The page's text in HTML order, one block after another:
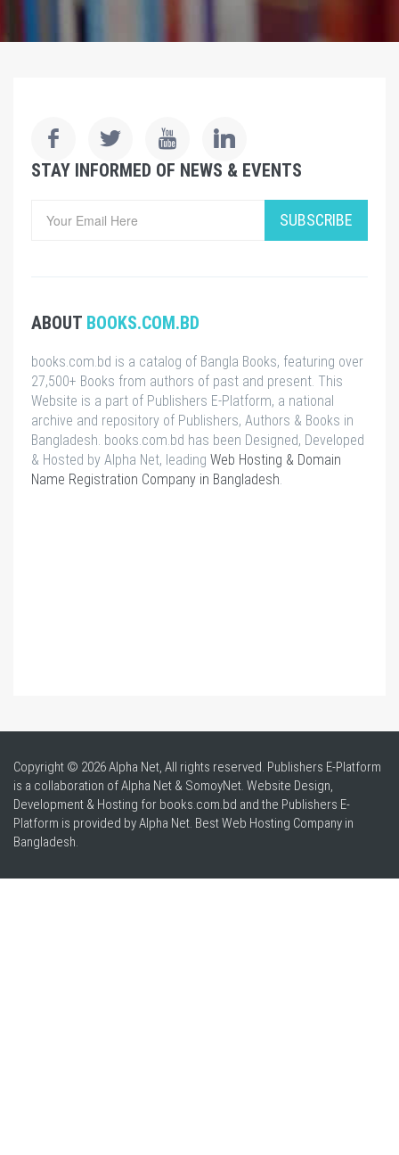
STAY INFORMED OF NEWS & EVENTS
SUBSCRIBE
ABOUT BOOKS.COM.BD
books.com.bd is a catalog of Bangla Books, featuring over
27,500+ Books from authors of past and present. This
Website is a part of Publishers E-Platform, a national
archive and repository of Publishers, Authors & Books in
Bangladesh. books.com.bd has been Designed, Developed
& Hosted by Alpha Net, leading Web Hosting & Domain
Name Registration Company in Bangladesh
Copyright © 2026 Alpha Net, All rights reserved. Publishers E-Platform
is a collaboration of Alpha Net & SomoyNet. Website Design,
Development & Hosting for books.com.bd and the Publishers E-
Platform is provided by Alpha Net. BestWeb Hosting Company in
Bangladesh.